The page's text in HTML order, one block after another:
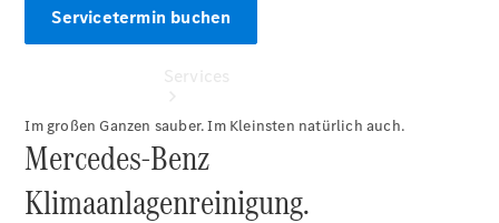
Servicetermin buchen
Im großen Ganzen sauber. Im Kleinsten natürlich auch.
Mercedes‑Benz
Klimaanlagenreinigung.